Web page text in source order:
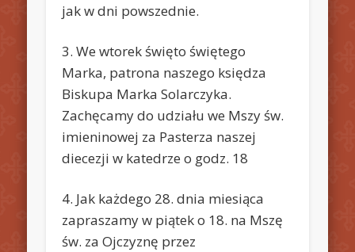
jak w dni powszednie.
3. We wtorek święto świętego
Marka, patrona naszego księdza
Biskupa Marka Solarczyka.
Zachęcamy do udziału we Mszy św.
imieninowej za Pasterza naszej
diecezji w katedrze o godz. 18
4. Jak każdego 28. dnia miesiąca
zapraszamy w piątek o 18. na Mszę
św. za Ojczyznę przez